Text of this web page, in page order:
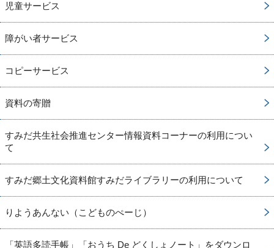
児童サービス
障がい者サービス
コピーサービス
資料の寄贈
すみだ共生社会推進センター情報資料コーナーの利用につい
て
すみだ郷土文化資料館すみだライブラリーの利用について
りようあんない（こどものぺーじ）
「英語多読手帳」「おうち De どくしょノート」をダウンロ